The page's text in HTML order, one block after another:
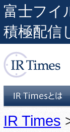
富士フイ
積極配信
IR Timesとは
IR Times